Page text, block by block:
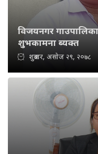
विजयनगर
शुभकामना ब्यक्त
शुक्रबार, असोज २९, २०७८